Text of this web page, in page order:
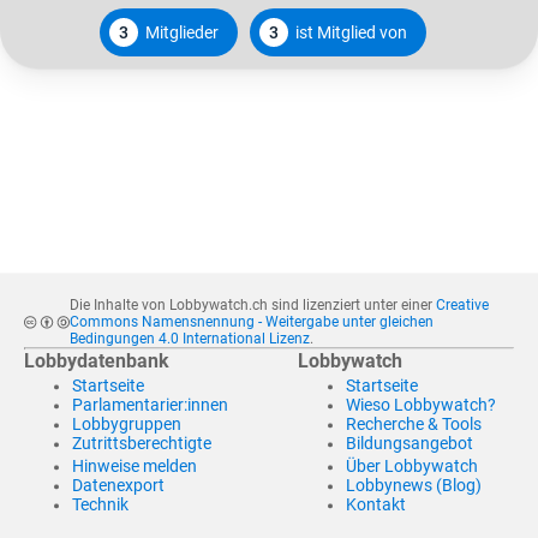
3 Mitglieder 3 ist Mitglied von
Die Inhalte von Lobbywatch.ch sind lizenziert unter einer Creative
Commons Namensnennung - Weitergabe unter gleichen
Bedingungen 4.0 International Lizenz.
Lobbydatenbank
Startseite
Parlamentarier:innen
Lobbygruppen
Zutrittsberechtigte
Hinweise melden
Datenexport
Technik
Lobbywatch
Startseite
Wieso Lobbywatch?
Recherche & Tools
Bildungsangebot
Über Lobbywatch
Lobbynews (Blog)
Kontakt